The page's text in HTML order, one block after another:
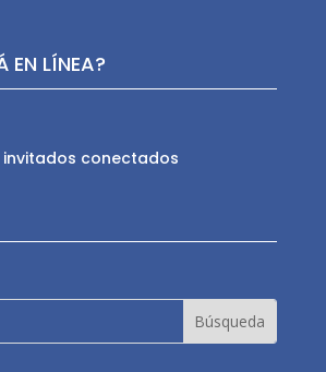
EN LÍNEA?
invitados conectados